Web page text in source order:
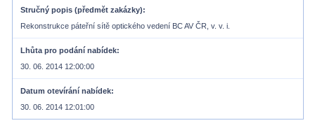
Stručný popis (předmět zakázky)
Rekonstrukce páteřní sítě optického vedení BC AV ČR, v. v. i.
Lhůta pro podání nabídek
30. 06. 2014 12:00:00
Datum otevírání nabídek
30. 06. 2014 12:01:00